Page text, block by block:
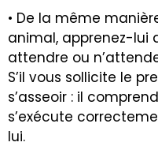
• De la même
animal, apprenez-lui
attendre ou
S’il vous sollicite le
s’asseoir : il
s’exécute
lui.